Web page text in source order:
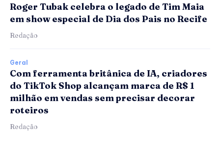
Roger Tubak celebra o legado de Tim Maia
em show especial de Dia dos Pais no Recife
Redação
Geral
Com ferramenta britânica de IA, criadores
do TikTok Shop alcançam marca de R$ 1
milhão em vendas sem precisar decorar
roteiros
Redação